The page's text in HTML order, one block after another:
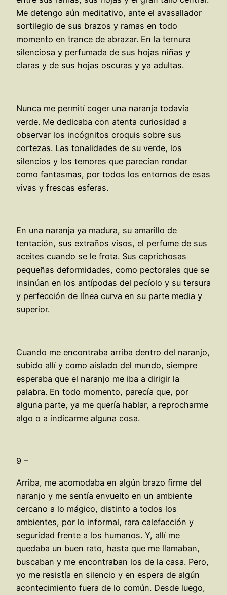
Me detengo aún meditativo, ante el avasallador
sortilegio de sus brazos y ramas en todo
momento en trance de abrazar. En la ternura
silenciosa y perfumada de sus hojas niñas y
claras y de sus hojas oscuras y ya adultas.
Nunca me permití coger una naranja todavía
verde. Me dedicaba con atenta curiosidad a
observar los incógnitos croquis sobre sus
cortezas. Las tonalidades de su verde, los
silencios y los temores que parecían rondar
como fantasmas, por todos los entornos de esas
vivas y frescas esferas.
En una naranja ya madura, su amarillo de
tentación, sus extraños visos, el perfume de sus
aceites cuando se le frota. Sus caprichosas
pequeñas deformidades, como pectorales que se
insinúan en los antípodas del pecíolo y su tersura
y perfección de línea curva en su parte media y
superior.
Cuando me encontraba arriba dentro del naranjo,
subido allí y como aislado del mundo, siempre
esperaba que el naranjo me iba a dirigir la
palabra. En todo momento, parecía que, por
alguna parte, ya me quería hablar, a reprocharme
algo o a indicarme alguna cosa.
9 –
Arriba, me acomodaba en algún brazo firme del
naranjo y me sentía envuelto en un ambiente
cercano a lo mágico, distinto a todos los
ambientes, por lo informal, rara calefacción y
seguridad frente a los humanos. Y, allí me
quedaba un buen rato, hasta que me llamaban,
buscaban y me encontraban los de la casa. Pero,
yo me resistía en silencio y en espera de algún
acontecimiento fuera de lo común. Desde luego,